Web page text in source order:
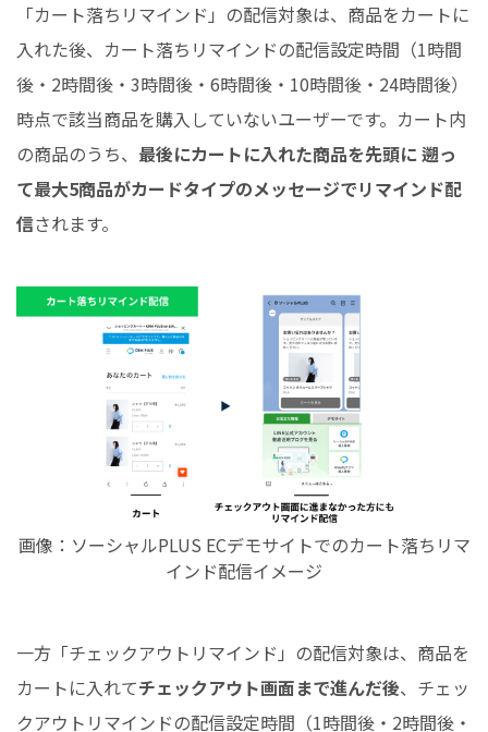
「カート落ちリマインド」の配信対象は、商品をカートに
入れた後、カート落ちリマインドの配信設定時間（1時間
後・2時間後・3時間後・6時間後・10時間後・24時間後）
時点で該当商品を購入していないユーザーです。カート内
の商品のうち、 最後にカートに入れた商品を先頭に 遡っ
て最大5商品がカードタイプのメッセージでリマインド配
信されます。
画像：ソーシャルPLUS ECデモサイトでのカート落ちリマ
インド配信イメージ
一方「チェックアウトリマインド」の配信対象は、商品を
カートに入れてチェックアウト画面まで進んだ後、チェッ
クアウトリマインドの配信設定時間（1時間後・2時間後・